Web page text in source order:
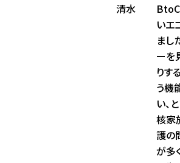
清水
いエ
まし
ーを
りす
う機
い、
核家
護の
が多